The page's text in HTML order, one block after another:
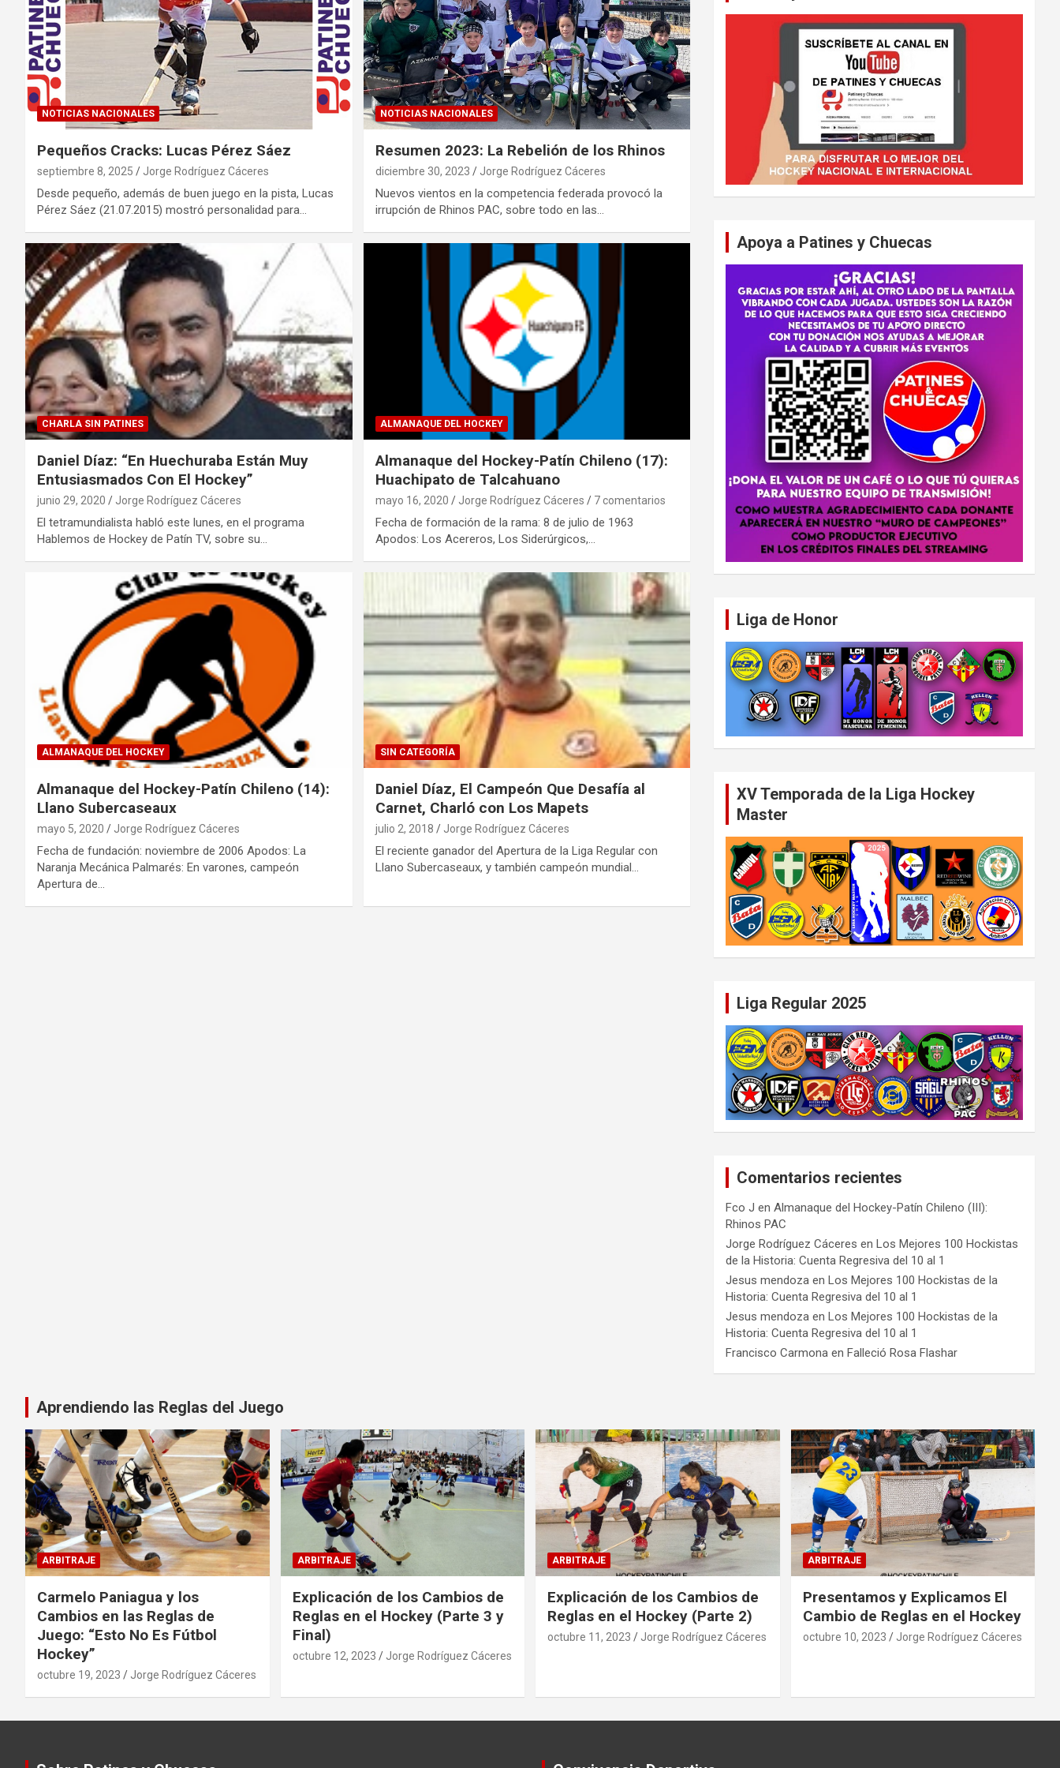
NOTICIAS NACIONALES
Pequeños Cracks: Lucas Pérez Sáez
septiembre 8, 2025 Jorge Rodríguez Cáceres
Desde pequeño, además de buen juego en la pista, Lucas
Pérez Sáez (21.07.2015) mostró personalidad para…
NOTICIAS NACIONALES
Resumen 2023: La Rebelión de los Rhinos
diciembre 30, 2023 Jorge Rodríguez Cáceres
Nuevos vientos en la competencia federada provocó la
irrupción de Rhinos PAC, sobre todo en las…
CHARLA SIN PATINES
Daniel Díaz: “En Huechuraba Están Muy
Entusiasmados Con El Hockey”
junio 29, 2020 Jorge Rodríguez Cáceres
El tetramundialista habló este lunes, en el programa
Hablemos de Hockey de Patín TV, sobre su…
ALMANAQUE DEL HOCKEY
Almanaque del Hockey-Patín Chileno (17):
Huachipato de Talcahuano
mayo 16, 2020 Jorge Rodríguez Cáceres 7 comentarios
Fecha de formación de la rama: 8 de julio de 1963
Apodos: Los Acereros, Los Siderúrgicos,…
ALMANAQUE DEL HOCKEY
Almanaque del Hockey-Patín Chileno (14):
Llano Subercaseaux
mayo 5, 2020 Jorge Rodríguez Cáceres
Fecha de fundación: noviembre de 2006 Apodos: La
Naranja Mecánica Palmarés: En varones, campeón
Apertura de…
SIN CATEGORÍA
Daniel Díaz, El Campeón Que Desafía al
Carnet, Charló con Los Mapets
julio 2, 2018 Jorge Rodríguez Cáceres
El reciente ganador del Apertura de la Liga Regular con
Llano Subercaseaux, y también campeón mundial…
Apoya a Patines y Chuecas
Liga de Honor
XV Temporada de la Liga Hockey
Master
Liga Regular 2025
Comentarios recientes
Fco J enAlmanaque del Hockey-Patín Chileno (III):
Rhinos PAC
Jorge Rodríguez Cáceres enLos Mejores 100 Hockistas
de la Historia: Cuenta Regresiva del 10 al 1
Jesus mendoza enLos Mejores 100 Hockistas de la
Historia: Cuenta Regresiva del 10 al 1
Jesus mendoza enLos Mejores 100 Hockistas de la
Historia: Cuenta Regresiva del 10 al 1
Francisco Carmona enFalleció Rosa Flashar
Aprendiendo las Reglas del Juego
ARBITRAJE
Carmelo Paniagua y los
Cambios en las Reglas de
Juego: “Esto No Es Fútbol
Hockey”
octubre 19, 2023 Jorge Rodríguez Cáceres
ARBITRAJE
Explicación de los Cambios de
Reglas en el Hockey (Parte 3 y
Final)
octubre 12, 2023 Jorge Rodríguez Cáceres
ARBITRAJE
Explicación de los Cambios de
Reglas en el Hockey (Parte 2)
octubre 11, 2023 Jorge Rodríguez Cáceres
ARBITRAJE
Presentamos y Explicamos El
Cambio de Reglas en el Hockey
octubre 10, 2023 Jorge Rodríguez Cáceres